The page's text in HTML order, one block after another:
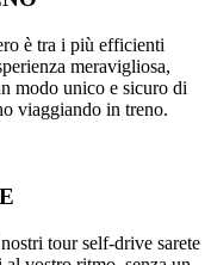
è tra i più efficienti
meravigliosa,
modo unico e sicuro di
viaggiando in treno.
tour self-drive sarete